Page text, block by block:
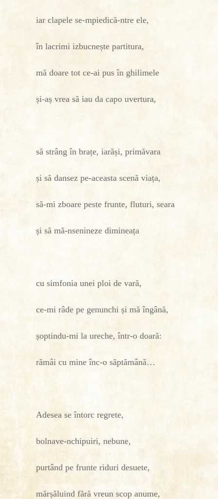
iar clapele se-mpiedică-ntre ele,
în lacrimi izbucnește partitura,
mă doare tot ce-ai pus în ghilimele
și-aș vrea să iau da capo uvertura,
să strâng în brațe, iarăși, primăvara
și să dansez pe-aceasta scenă viața,
să-mi zboare peste frunte, fluturi, seara
și să mă-nsenineze dimineața
cu simfonia unei ploi de vară,
ce-mi râde pe genunchi și mă îngână,
șoptindu-mi la ureche, într-o doară:
rămâi cu mine înc-o săptămână…
Adesea se întorc regrete,
bolnave-nchipuiri, nebune,
purtând pe frunte riduri desuete,
mărșăluind fără vreun scop anume,